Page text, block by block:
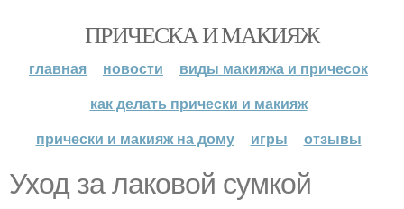
ПРИЧЕСКА И МАКИЯЖ
главная новости
виды макияжа и причесок
как делать прически и макияж
прически и макияж на дому
игры отзывы
Уход за лаковой сумкой